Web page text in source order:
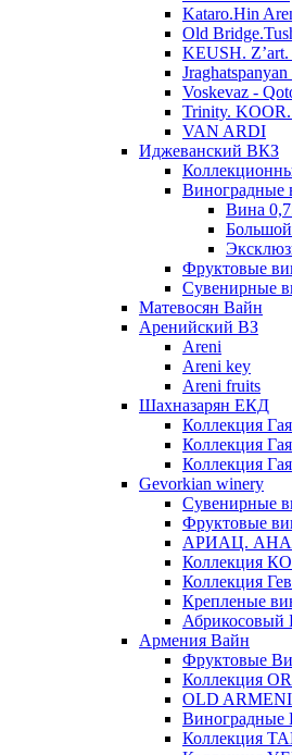
Kataro.Hin
Old
KEUSH.
Voskevaz -
Trinity. KOOR.
VAN ARDI
Иджеванский ВКЗ
Виноградные
Вина
Фруктовые
Cувенирные
Матевосян Вайн
Аренийский ВЗ
Areni
Areni key
Areni fruits
Шахназарян ЕКД
Коллекция
Коллекция
Коллекция
Gevorkian winery
Сувенирные
Фруктовые
АРИАЦ.
Коллекция
Коллекция
Крепленые
Абрикосовый
Армения Вайн
Фруктовые
Коллекция
OLD
Виноградные
Коллекция